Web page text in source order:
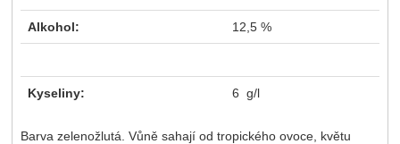
Alkohol: 12,5 %
Kyseliny: 6 g/l
Barva zelenožlutá. Vůně sahají od tropického ovoce, květu